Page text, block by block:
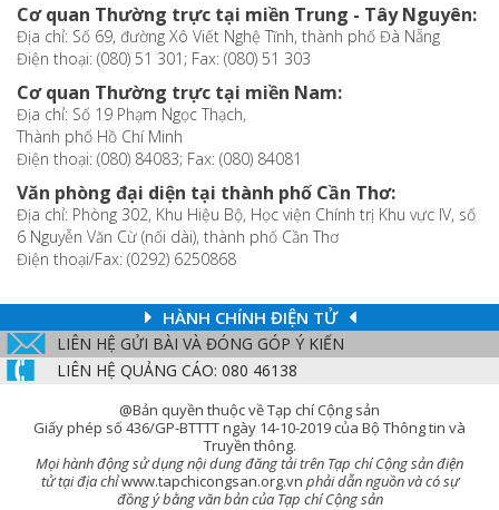
Cơ quan Thường trực tại miền Trung - Tây Nguyên:
Địa chỉ: Số 69, đường Xô Viết Nghệ Tĩnh, thành phố Đà Nẵng
Điện thoại: (080) 51 301; Fax: (080) 51 303
Cơ quan Thường trực tại miền Nam:
Địa chỉ: Số 19 Phạm Ngọc Thạch,
Thành phố Hồ Chí Minh
Điện thoại: (080) 84083; Fax: (080) 84081
Văn phòng đại diện tại thành phố Cần Thơ:
Địa chỉ: Phòng 302, Khu Hiệu Bộ, Học viện Chính trị Khu vực IV, số
6 Nguyễn Văn Cừ (nối dài), thành phố Cần Thơ
Điện thoại/Fax: (0292) 6250868
HÀNH CHÍNH ĐIỆN TỬ
LIÊN HỆ GỬI BÀI VÀ ĐÓNG GÓP Ý KIẾN
LIÊN HỆ QUẢNG CÁO: 080 46138
@Bản quyền thuộc về Tạp chí Cộng sản
Giấy phép số 436/GP-BTTTT ngày 14-10-2019 của Bộ Thông tin và
Truyền thông.
Mọi hành động sử dụng nội dung đăng tải trên Tạp chí Cộng sản điện
tử tại địa chỉwww.tapchicongsan.org.vn phải dẫn nguồn và có sự
đồng ý bằng văn bản của Tạp chí Cộng sản